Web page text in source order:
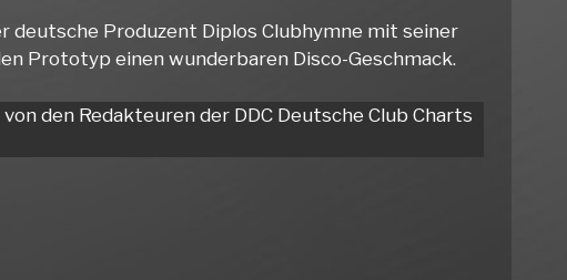
deutsche Produzent Diplos Clubhymne mit seiner
Prototyp einen wunderbaren Disco-Geschmack.
den Redakteuren der DDC Deutsche Club Charts